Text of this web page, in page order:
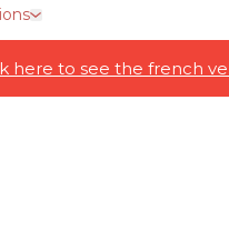
et les comités
Open drawer Conseil des
here to see the french